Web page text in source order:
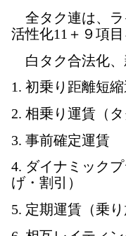
全タク連は、ラ
活性化11＋９項目
白タク合法化、
1. 初乗り距離短
2. 相乗り運賃（タ
3. 事前確定運賃
4. ダイナミック
げ・割引）
5. 定期運賃（乗